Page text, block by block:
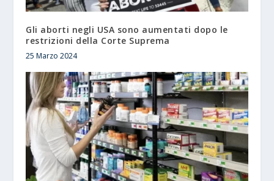
Gli aborti negli USA sono aumentati dopo le
restrizioni della Corte Suprema
25 Marzo 2024